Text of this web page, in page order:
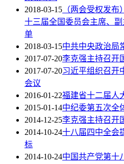
2018-03-15 （两会受权发
十三届全国委员会主席、
单
2018-03-15中共中央政治局
2017-07-20李克强主持召开
2017-07-20习近平组织召开
会议
2016-01-22福建省十二届人
2015-01-14中纪委第五次全
2014-12-25李克强主持召开
2014-10-24十八届四中全会
标
2014-10-24中国共产党第十